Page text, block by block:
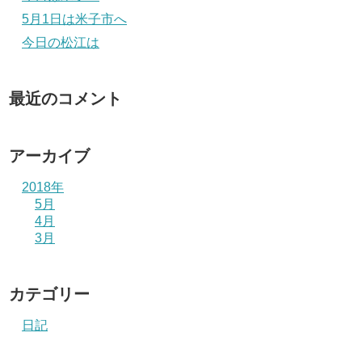
5月1日は米子市へ
今日の松江は
最近のコメント
アーカイブ
2018年
5月
4月
3月
カテゴリー
日記